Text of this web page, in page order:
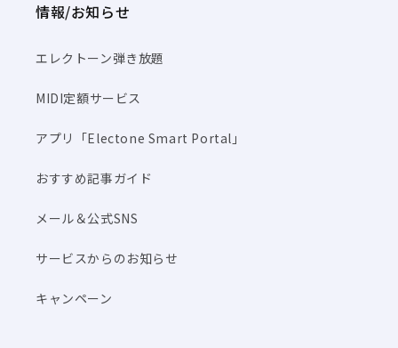
情報/お知らせ
エレクトーン弾き放題
MIDI定額サービス
アプリ「Electone Smart Portal」
おすすめ記事ガイド
メール＆公式SNS
サービスからのお知らせ
キャンペーン